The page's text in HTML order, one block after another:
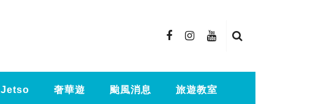
Jetso 奢華遊 颱風消息 旅遊教室